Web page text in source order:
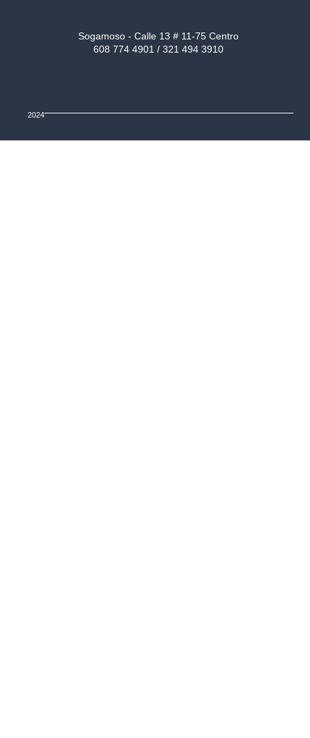
Sogamoso - Calle 13 # 11-75 Centro
608 774 4901 / 321 494 3910
2024